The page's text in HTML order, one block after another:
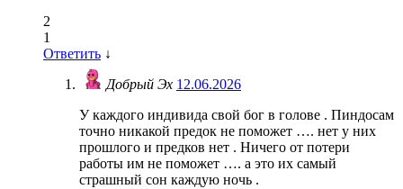
2
1
Ответить ↓
Добрый Эх 12.06.2026
У каждого индивида свой бог в голове . Пиндосам
точно никакой предок не поможет …. нет у них
прошлого и предков нет . Ничего от потери
работы им не поможет …. а это их самый
страшный сон каждую ночь .